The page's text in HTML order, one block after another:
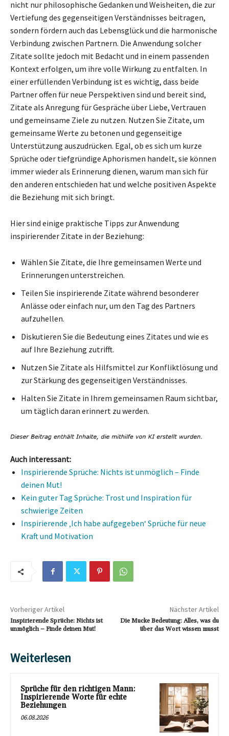
nicht nur philosophische Gedanken und Weisheiten, die zur
Vertiefung des gegenseitigen Verständnisses beitragen,
sondern fördern auch das Lebensglück und die harmonische
Verbindung zwischen Partnern. Die Anwendung solcher
Zitate sollte jedoch mit Bedacht und in einem passenden
Kontext erfolgen, um ihre volle Wirkung zu entfalten. In
einer erfüllenden Verbindung ist es wichtig, dass beide
Partner offen für neue Perspektiven sind und bereit sind,
Zitate als Anregung für Gespräche über Liebe, Vertrauen
und gemeinsame Ziele zu nutzen. Nutzen Sie Zitate, um
gemeinsame Werte zu betonen und gegenseitige
Unterstützung auszudrücken. Egal, ob es sich um kurze
Sprüche oder tiefgründige Aphorismen handelt, sie können
immer wieder als Erinnerung dienen, warum man sich für
den anderen entschieden hat und welche positiven Aspekte
die Beziehung mit sich bringt.
Hier sind einige praktische Tipps zur Anwendung
inspirierender Zitate in der Beziehung:
Wählen Sie Zitate, die Ihre gemeinsamen Werte und
Erinnerungen unterstreichen.
Teilen Sie inspirierende Zitate während besonderer
Anlässe oder einfach nur, um den Tag des Partners
aufzuhellen.
Diskutieren Sie die Bedeutung eines Zitates und wie es
auf Ihre Beziehung zutrifft.
Nutzen Sie Zitate als Hilfsmittel zur Konfliktlösung und
zur Stärkung des gegenseitigen Verständnisses.
Halten Sie Zitate in Ihrem gemeinsamen Raum sichtbar,
um täglich daran erinnert zu werden.
Auch interessant:
Inspirierende Sprüche: Nichts ist unmöglich – Finde
deinen Mut!
Kein guter Tag Sprüche: Trost und Inspiration für
schwierige Zeiten
Inspirierende ‚Ich habe aufgegeben‘ Sprüche für neue
Kraft und Motivation
Vorheriger Artikel
Inspirierende Sprüche: Nichts ist
unmöglich – Finde deinen Mut!
Nächster Artikel
Die Mucke Bedeutung: Alles, was du
über das Wort wissen musst
Weiterlesen
Sprüche für den richtigen Mann:
Inspirierende Worte für echte
Beziehungen
06.08.2026